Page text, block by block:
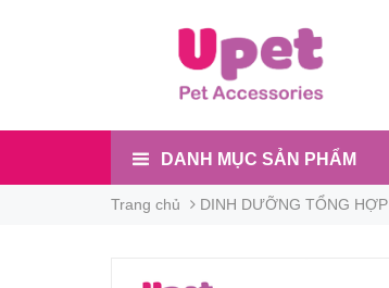
DANH MỤC SẢN PHẨM
Trang chủ DINH DƯỠNG TỔNG HỢP